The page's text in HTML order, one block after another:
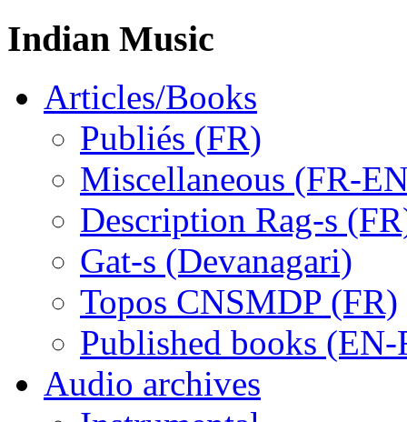
Indian Music
Articles/Books
Publiés (FR)
Miscellaneous (FR-
Description Rag-s
Gat-s (Devanagari)
Topos CNSMDP (FR)
Published books (EN-
Audio archives